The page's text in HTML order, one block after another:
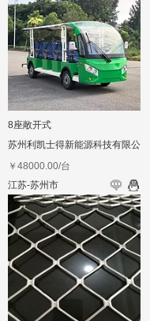
8座敞开式
苏州利凯士得新能源科技有限公
司
￥ 48000.00/台
江苏-苏州市